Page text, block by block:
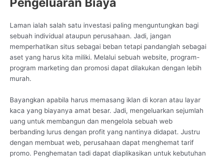
Laman ialah salah satu investasi paling menguntungkan bagi
sebuah individual ataupun perusahaan. Jadi, jangan
memperhatikan situs sebagai beban tetapi pandanglah sebagai
aset yang harus kita miliki. Melalui sebuah website, program-
program marketing dan promosi dapat dilakukan dengan lebih
murah.
Bayangkan apabila harus memasang iklan di koran atau layar
kaca yang biayanya amat besar. Jadi, mengeluarkan sejumlah
uang untuk membangun dan mengelola sebuah web
berbanding lurus dengan profit yang nantinya didapat. Justru
dengan membuat web, perusahaan dapat menghemat tarif
promo. Penghematan tadi dapat diaplikasikan untuk kebutuhan